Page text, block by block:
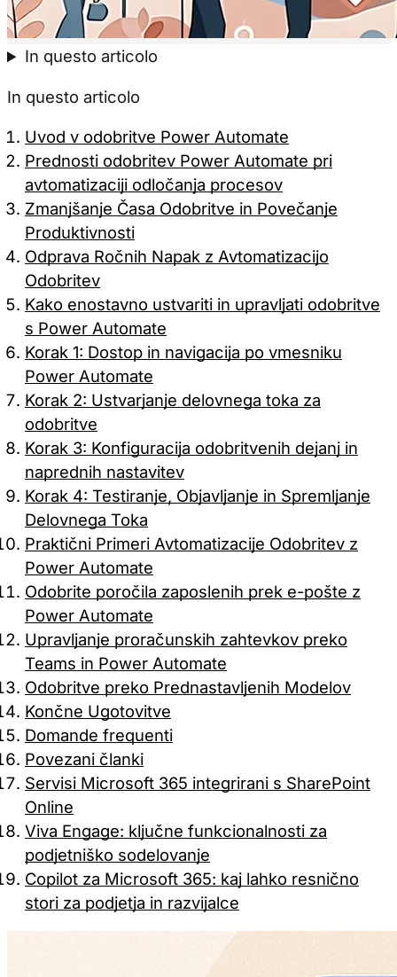
In questo articolo
In questo articolo
Uvod v odobritve Power Automate
Prednosti odobritev Power Automate pri
avtomatizaciji odločanja procesov
Zmanjšanje Časa Odobritve in Povečanje
Produktivnosti
Odprava Ročnih Napak z Avtomatizacijo
Odobritev
Kako enostavno ustvariti in upravljati odobritve
s Power Automate
Korak 1: Dostop in navigacija po vmesniku
Power Automate
Korak 2: Ustvarjanje delovnega toka za
odobritve
Korak 3: Konfiguracija odobritvenih dejanj in
naprednih nastavitev
Korak 4: Testiranje, Objavljanje in Spremljanje
Delovnega Toka
Praktični Primeri Avtomatizacije Odobritev z
Power Automate
Odobrite poročila zaposlenih prek e-pošte z
Power Automate
Upravljanje proračunskih zahtevkov preko
Teams in Power Automate
Odobritve preko Prednastavljenih Modelov
Končne Ugotovitve
Domande frequenti
Povezani članki
Servisi Microsoft 365 integrirani s SharePoint
Online
Viva Engage: ključne funkcionalnosti za
podjetniško sodelovanje
Copilot za Microsoft 365: kaj lahko resnično
stori za podjetja in razvijalce
Samo